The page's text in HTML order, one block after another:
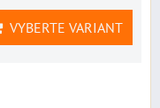
VYBERTE VARIANT